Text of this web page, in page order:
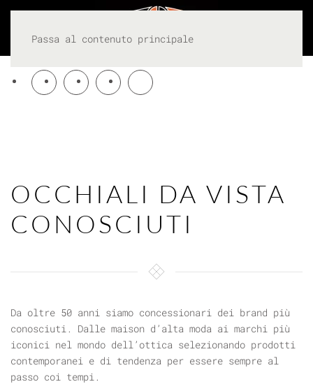
Passa al contenuto principale
OCCHIALI DA VISTA
CONOSCIUTI
Da oltre 50 anni siamo concessionari dei brand più
conosciuti. Dalle maison d’alta moda ai marchi più
iconici nel mondo dell’ottica selezionando prodotti
contemporanei e di tendenza per essere sempre al
passo coi tempi.